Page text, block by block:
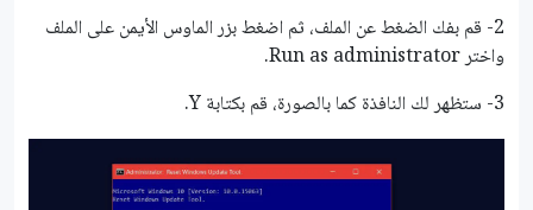
2- قم بفك الضغط عن الملف، ثم اضغط بزر الماوس الأيمن على الملف
واختر Run as administrator.
3- ستظهر لك النافذة كما بالصورة، قم بكتابة Y.